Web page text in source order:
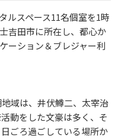
ルスペース11名個室を1時
吉田市に所在し、都心か
ーション＆ブレジャー利
域は、井伏鱒二、太宰治
動をした文豪は多く、そ
ごろ過ごしている場所か